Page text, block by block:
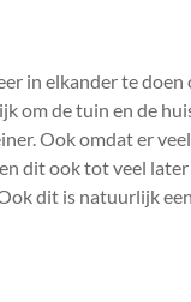
in elkander te doen
om de tuin en de
Ook omdat er
dit ook tot veel
dit is natuurlijk